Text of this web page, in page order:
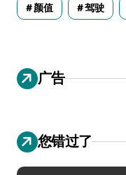
颜值 驾驶
广告
您错过了